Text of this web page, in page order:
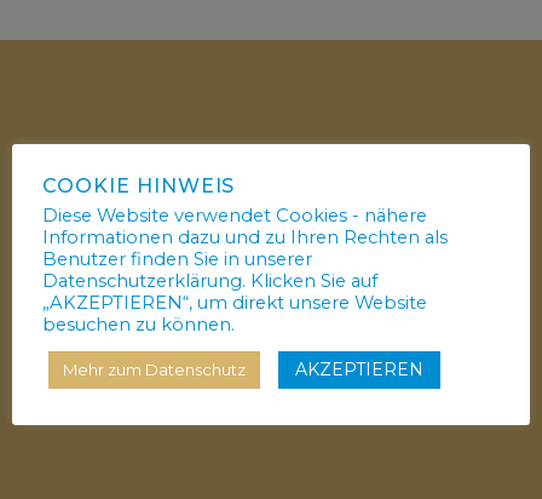
Tanzsportgemeinschaft
Lilienthalstadt Anklam e.V.
Demminer Landstraße 9
17389 Anklam
Tel.: 03971 – 21 05 61
info@tsg-anklam.de
COOKIE HINWEIS
Diese Website verwendet Cookies - nähere
Informationen dazu und zu Ihren Rechten als
Benutzer finden Sie in unserer
Datenschutzerklärung. Klicken Sie auf
„AKZEPTIEREN“, um direkt unsere Website
besuchen zu können.
Mehr zum Datenschutz AKZEPTIEREN